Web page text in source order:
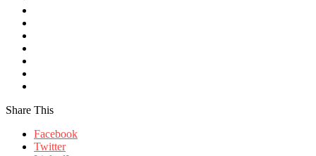
Share This
Facebook
Twitter